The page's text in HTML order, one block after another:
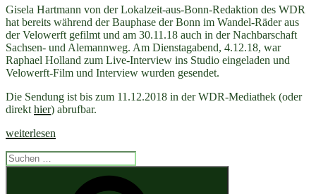
Gisela Hartmann von der Lokalzeit-aus-Bonn-Redaktion des WDR
hat bereits während der Bauphase der Bonn im Wandel-Räder aus
der Velowerft gefilmt und am 30.11.18 auch in der Nachbarschaft
Sachsen- und Alemannweg. Am Dienstagabend, 4.12.18, war
Raphael Holland zum Live-Interview ins Studio eingeladen und
Velowerft-Film und Interview wurden gesendet.
Die Sendung ist bis zum 11.12.2018 in der WDR-Mediathek (oder
direkt hier) abrufbar.
„Bonner
Lokalzeit
aus
weiterlesen
Suchen
nach: